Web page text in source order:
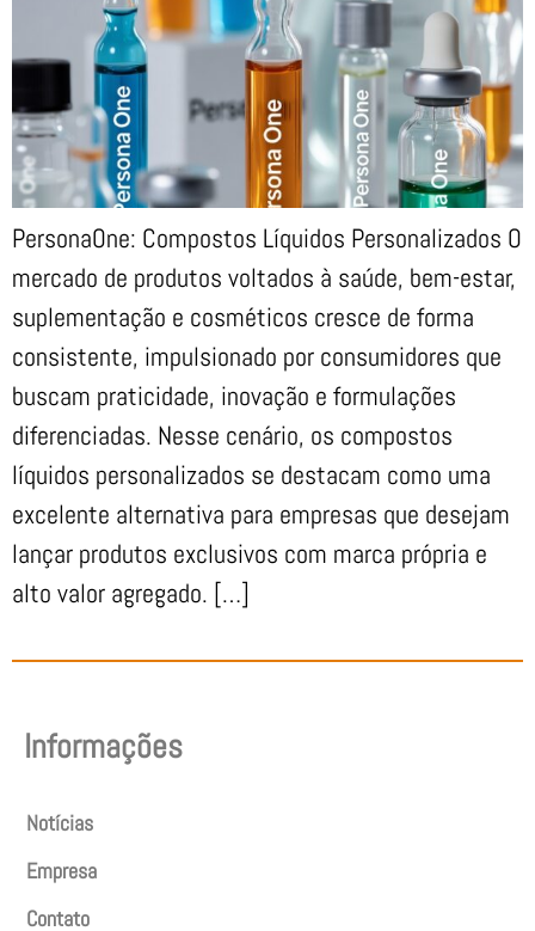
PersonaOne: Compostos Líquidos Personalizados O
mercado de produtos voltados à saúde, bem-estar,
suplementação e cosméticos cresce de forma
consistente, impulsionado por consumidores que
buscam praticidade, inovação e formulações
diferenciadas. Nesse cenário, os compostos
líquidos personalizados se destacam como uma
excelente alternativa para empresas que desejam
lançar produtos exclusivos com marca própria e
alto valor agregado. […]
Informações
Notícias
Empresa
Contato